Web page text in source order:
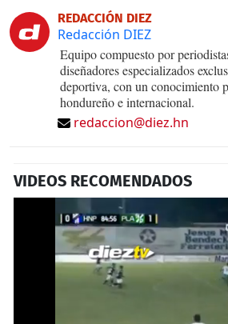
REDACCIÓN DIEZ
Redacción DIEZ
Equipo compuesto por
diseñadores especializados
deportiva, con un conocimiento
hondureño e internacional.
redaccion@diez.hn
VIDEOS RECOMENDADOS